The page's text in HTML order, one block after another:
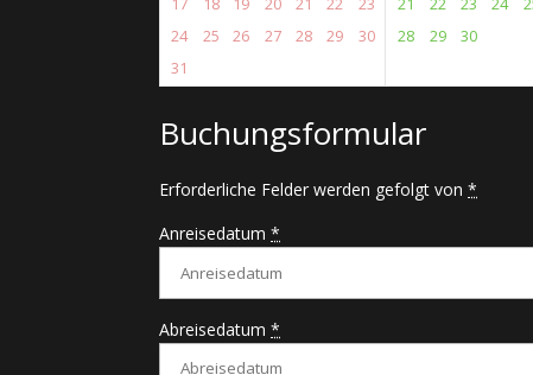
17
18 19 20 21 22
23
24
25 26 27 28 29
30
31
21
22 23 24
28
29 30
Buchungsformular
Erforderliche Felder werden gefolgt von*
Anreisedatum*
Abreisedatum*